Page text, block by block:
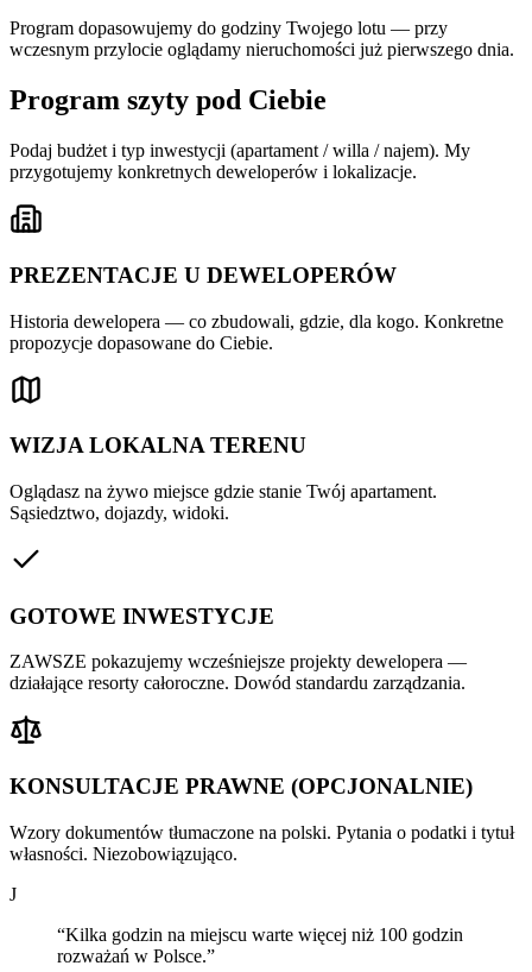
Program dopasowujemy do godziny Twojego lotu — przy
wczesnym przylocie oglądamy nieruchomości już pierwszego dnia.
Program szyty pod Ciebie
Podaj budżet i typ inwestycji (apartament / willa / najem). My
przygotujemy konkretnych deweloperów i lokalizacje.
PREZENTACJE U DEWELOPERÓW
Historia dewelopera — co zbudowali, gdzie, dla kogo. Konkretne
propozycje dopasowane do Ciebie.
WIZJA LOKALNA TERENU
Oglądasz na żywo miejsce gdzie stanie Twój apartament.
Sąsiedztwo, dojazdy, widoki.
GOTOWE INWESTYCJE
ZAWSZE pokazujemy wcześniejsze projekty dewelopera —
działające resorty całoroczne. Dowód standardu zarządzania.
KONSULTACJE PRAWNE (OPCJONALNIE)
Wzory dokumentów tłumaczone na polski. Pytania o podatki i tytuł
własności. Niezobowiązująco.
J
“Kilka godzin na miejscu warte więcej niż 100 godzin
rozważań w Polsce.”